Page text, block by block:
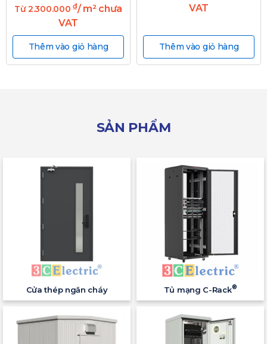
Từ2.300.000₫/ m² chưa
VAT
Thêm vào giỏ hàng
VAT
Thêm vào giỏ hàng
SẢN PHẨM
Cửa thép ngăn cháy Tủ mạng C-Rack®